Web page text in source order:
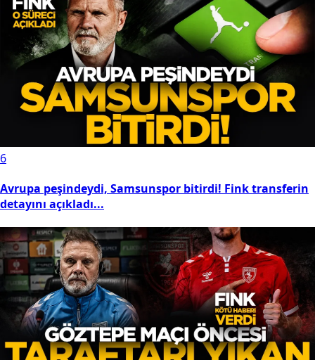
6
Avrupa peşindeydi, Samsunspor bitirdi! Fink transferin
detayını açıkladı...